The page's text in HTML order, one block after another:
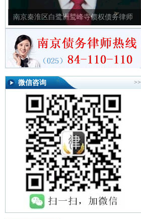
南京秦淮区白鹭洲鹫峰寺债权债务律师
微信咨询 >>